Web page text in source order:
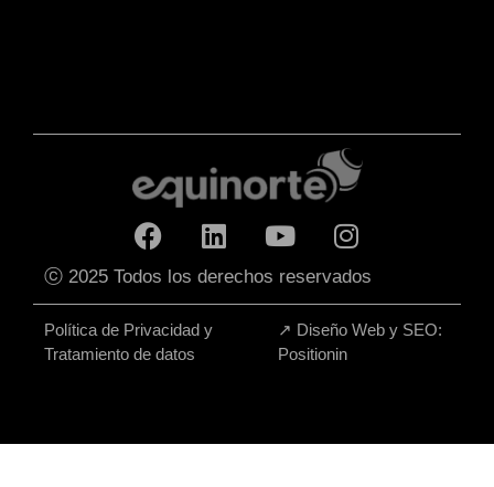
ⓒ 2025 Todos los derechos reservados
Política de Privacidad y
Tratamiento de datos
↗ Diseño Web y SEO:
Positionin